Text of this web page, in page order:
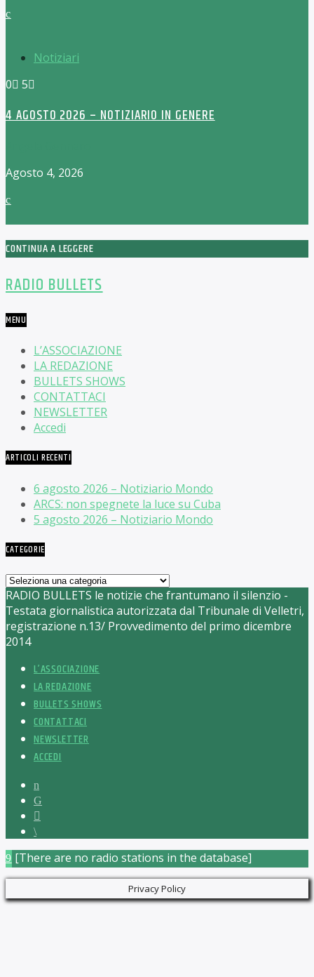
Notiziari
0
5
4 AGOSTO 2026 – NOTIZIARIO IN GENERE
Agosto 4, 2026
CONTINUA A LEGGERE
RADIO BULLETS
MENU
L’ASSOCIAZIONE
LA REDAZIONE
BULLETS SHOWS
CONTATTACI
NEWSLETTER
Accedi
ARTICOLI RECENTI
6 agosto 2026 – Notiziario Mondo
ARCS: non spegnete la luce su Cuba
5 agosto 2026 – Notiziario Mondo
CATEGORIE
Categorie
RADIO BULLETS le notizie che frantumano il silenzio -
Testata giornalistica autorizzata dal Tribunale di Velletri,
registrazione n.13/ Provvedimento del primo dicembre
2014
L’ASSOCIAZIONE
LA REDAZIONE
BULLETS SHOWS
CONTATTACI
NEWSLETTER
ACCEDI
[There are no radio stations in the database]
Privacy Policy